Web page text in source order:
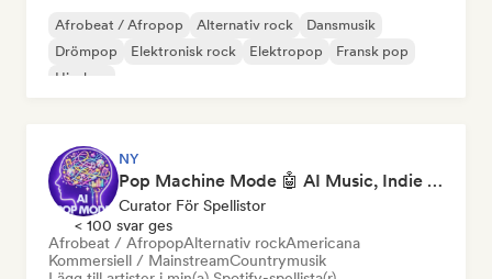
Afrobeat / Afropop Alternativ rock
Dansmusik
Drömpop
Elektronisk rock Elektropop
Fransk pop
Hip-hop
NY
Pop Machine Mode 🤖 AI Music, Indie Pop & Dream Pop
Curator För Spellistor
< 100 svar ges
Afrobeat / AfropopAlternativ rockAmericana
Kommersiell / MainstreamCountrymusik